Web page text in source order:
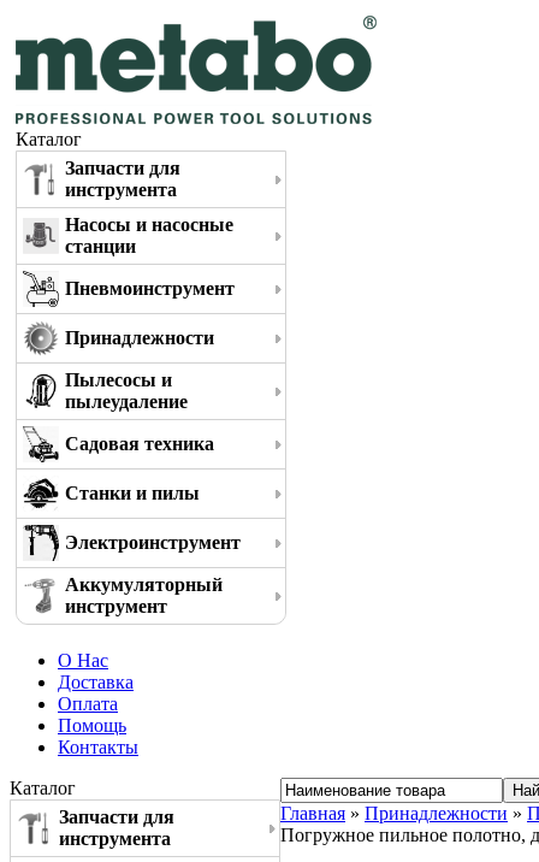
Каталог
Запчасти для
инструмента
Насосы и насосные
станции
Пневмоинструмент
Принадлежности
Пылесосы и
пылеудаление
Садовая техника
Станки и пилы
Электроинструмент
Аккумуляторный
инструмент
О Нас
Доставка
Оплата
Помощь
Контакты
Каталог
Запчасти для
инструмента
Главная » Принадлежности »
Погружное пильное полотно,